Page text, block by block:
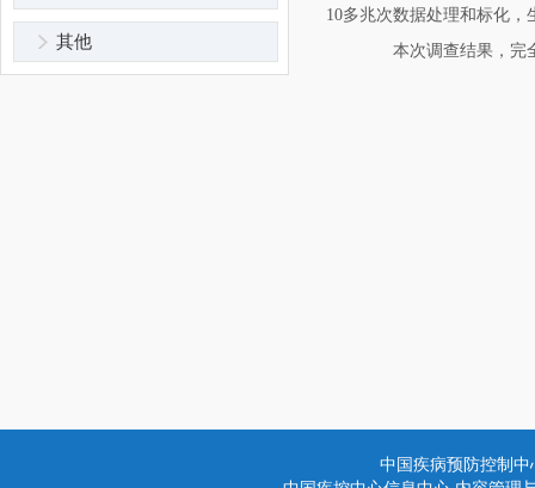
其他
10多兆次数据处理和标化，
本次调查结果，完全
中国疾病预防控制